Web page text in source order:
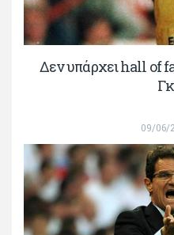
Δεν υπάρχει hall of
09/06/